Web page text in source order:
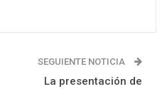
SEGUIENTE NOTICIA
La presentación de